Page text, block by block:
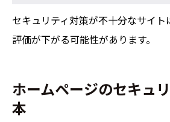
セキュリティ対策が不十分なサイ
評価が下がる可能性があります。
ホームページのセキュ
本